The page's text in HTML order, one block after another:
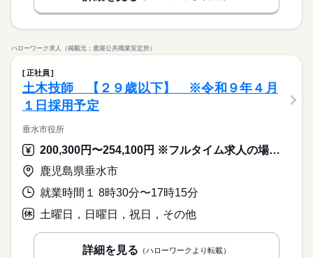
ハローワーク求人（掲載元：鹿屋公共職業安定所）
正社員
土木技師 【２９歳以下】 ※令和９年４月
１日採用予定
垂水市役所
200,300円〜254,100円 ※フルタイム求人の場合は月額（換算額）、パート求人の場合は時間額を表示しています。
鹿児島県垂水市
就業時間１ 8時30分〜17時15分
土曜日，日曜日，祝日，その他
詳細を見る （ハローワークより転載）